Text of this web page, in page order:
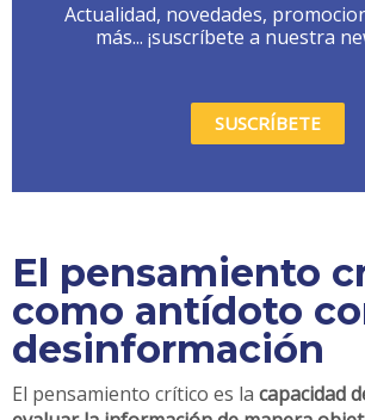
Actualidad, novedades,
más... ¡suscríbete a nuestra
SUSCRÍBETE
El pensamiento
como antídoto
desinformación
El pensamiento crítico es la capacidad